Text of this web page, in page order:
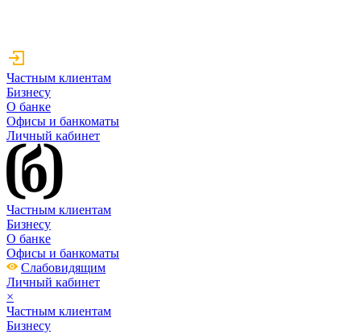
Частным клиентам
Бизнесу
О банке
Офисы и банкоматы
Личный кабинет
Частным клиентам
Бизнесу
О банке
Офисы и банкоматы
Слабовидящим
Личный кабинет
×
Частным клиентам
Бизнесу